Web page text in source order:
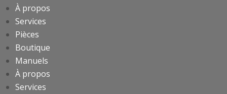
À propos
Services
Pièces
Boutique
Manuels
À propos
Services